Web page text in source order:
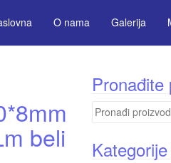
O nama Galerija
beli
Pronađite
Pretraga